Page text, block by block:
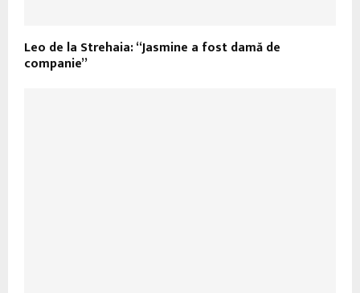
Leo de la Strehaia: “Jasmine a fost damă de
companie”